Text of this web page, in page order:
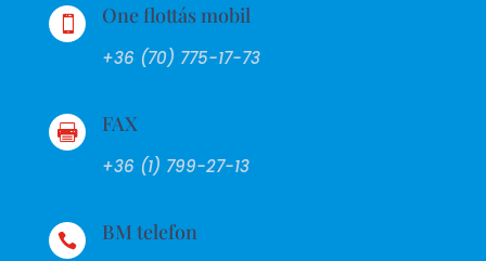
 One flottás mobil
+36 (70) 775-17-73
 FAX
+36 (1) 799-27-13
 BM telefon